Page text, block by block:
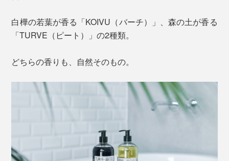
白樺の若葉が香る「KOIVU（バーチ）」、森の土が香る
「TURVE（ピート）」の2種類。
どちらの香りも、自然そのもの。